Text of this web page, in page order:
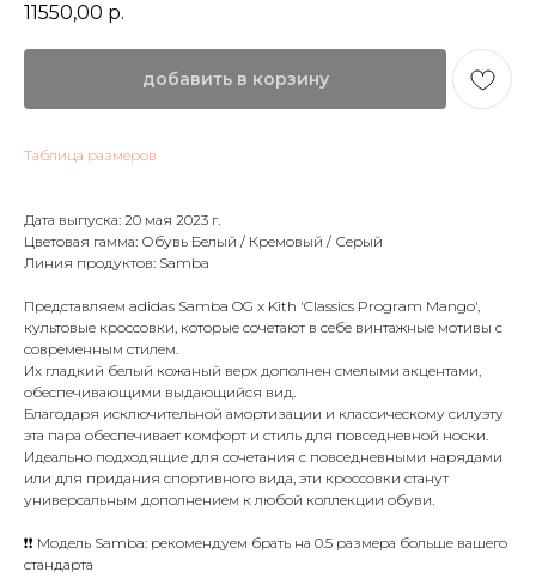
11550,00 р.
добавить в корзину
Таблица размеров
Дата выпуска: 20 мая 2023 г.
Цветовая гамма: Обувь Белый / Кремовый / Серый
Линия продуктов: Samba
Представляем adidas Samba OG x Kith 'Classics Program Mango',
культовые кроссовки, которые сочетают в себе винтажные мотивы с
современным стилем.
Их гладкий белый кожаный верх дополнен смелыми акцентами,
обеспечивающими выдающийся вид.
Благодаря исключительной амортизации и классическому силуэту
эта пара обеспечивает комфорт и стиль для повседневной носки.
Идеально подходящие для сочетания с повседневными нарядами
или для придания спортивного вида, эти кроссовки станут
универсальным дополнением к любой коллекции обуви.
❗❗ Модель Samba: рекомендуем брать на 0.5 размера больше вашего
стандарта